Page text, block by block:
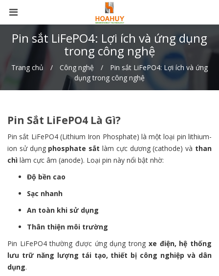
Pin sắt LiFePO4: Lợi ích và ứng dụng
trong công nghệ
Trang chủ Công nghệ
Pin sắt LiFePO4: Lợi ích và ứng
dụng trong công nghệ
Pin Sắt LiFePO4 Là Gì?
Pin sắt LiFePO4 (Lithium Iron Phosphate) là một loại pin lithium-
ion sử dụng phosphate sắt làm cực dương (cathode) và than
chì làm cực âm (anode). Loại pin này nổi bật nhờ:
Độ bền cao
Sạc nhanh
An toàn khi sử dụng
Thân thiện môi trường
Pin LiFePO4 thường được ứng dụng trong xe điện, hệ thống
lưu trữ năng lượng tái tạo, thiết bị công nghiệp và dân
dụng.